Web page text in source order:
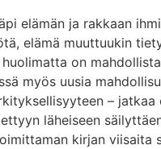
elämän ja rakkaan
elämä muuttuukin
on
myös uusia
– jatkaa
läheiseen
kirjan viisaita